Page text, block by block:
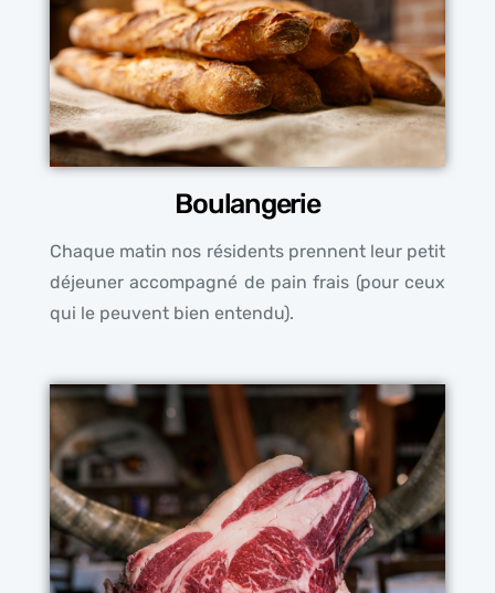
Boulangerie
Chaque matin nos résidents prennent leur petit
déjeuner accompagné de pain frais (pour ceux
qui le peuvent bien entendu).